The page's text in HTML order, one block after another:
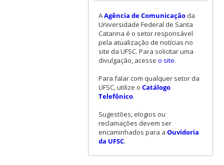
AAgência de Comunicaçãoda
Universidade Federal de Santa
Catarina é o setor responsável
pela atualização de notícias no
site da UFSC. Para solicitar uma
divulgação, acesse o site.
Para falar com qualquer setor da
UFSC, utilize o Catálogo
Telefônico.
Sugestões, elogios ou
reclamações devem ser
encaminhados para a Ouvidoria
da UFSC.